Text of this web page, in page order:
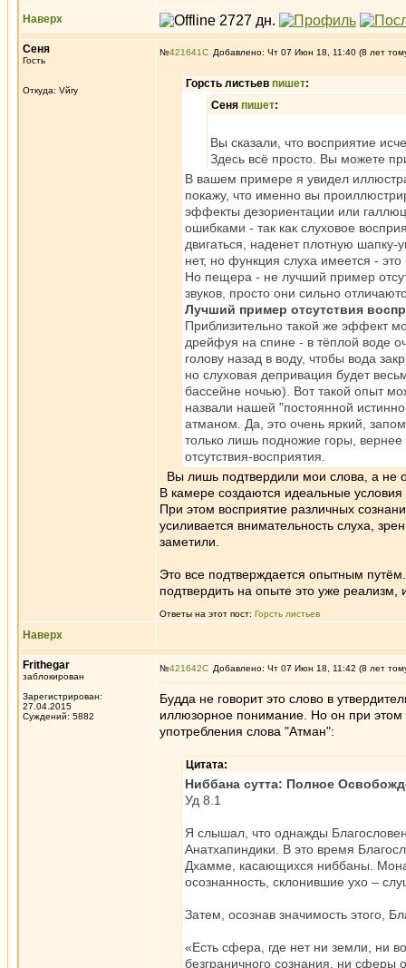
Наверх
Сеня
Гость
Откуда: Vйry
№421641 Добавлено: Чт 07 Июн 18, 11:40 (8 лет
Горсть листьев пишет:
Сеня пишет:
Вы сказали, что восприятие
Здесь всё просто. Вы можете
В вашем примере я увидел
покажу, что именно вы
эффекты дезориентации или
ошибками - так как слуховое
двигаться, наденет плотную
нет, но функция слуха имеется -
Но пещера - не лучший пример
звуков, просто они сильно
Лучший пример отсутствия
Приблизительно такой же эффект
дрейфуя на спине - в тёплой воде
голову назад в воду, чтобы вода
но слуховая депривация будет
бассейне ночью). Вот такой опыт
назвали нашей "постоянной
атманом. Да, это очень яркий,
только лишь подножие горы,
отсутствия-восприятия.
Вы лишь подтвердили мои слова, а не
В камере создаются идеальные условия
При этом восприятие различных
усиливается внимательность слуха,
заметили.
Это все подтверждается опытным
подтвердить на опыте это уже реализм,
Ответы на этот пост: Горсть листьев
Наверх
Frithegar
заблокирован
Зарегистрирован:
27.04.2015
Суждений: 5882
№421642 Добавлено: Чт 07 Июн 18, 11:42 (8 лет
Будда не говорит это слово в
иллюзорное понимание. Но он при этом
употребления слова "Атман":
Цитата:
Ниббана сутта: Полное
Уд 8.1
Я слышал, что однажды
Анатхапиндики. В это время
Дхамме, касающихся ниббаны.
осознанность, склонившие ухо –
Затем, осознав значимость этого,
«Есть сфера, где нет ни земли, ни
безграничного сознания, ни сферы